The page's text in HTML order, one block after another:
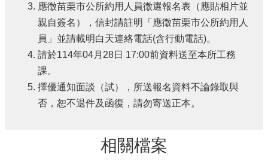
應徵苗栗市公所約用人員徵選報名表（應貼相片並
親自簽名），信封請註明「應徵苗栗市公所約用人
員」並請載明白天連絡電話(含行動電話)。
請於114年04月28日 17:00前資料送至本所工務
課。
擇優通知面談（試），所送報名資料不論錄取與
否，恕不退件及函復，請勿寄送正本。
相關檔案